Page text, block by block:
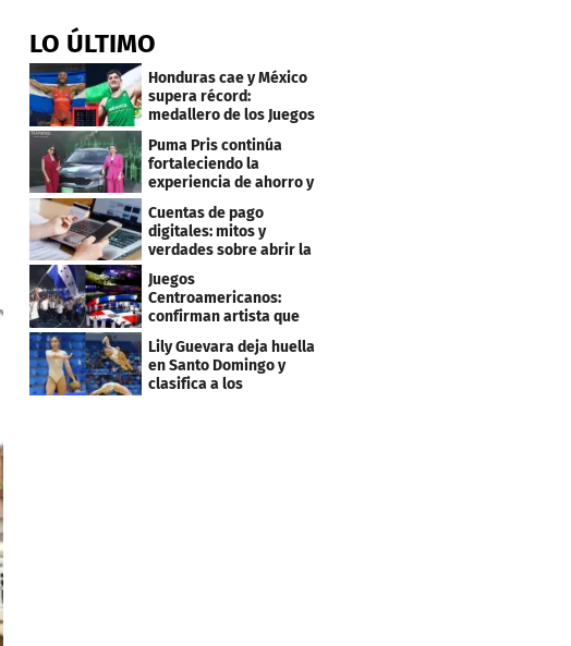
LO ÚLTIMO
Honduras cae y México
supera récord:
medallero de los Juegos
Centroamericanos
Puma Pris continúa
fortaleciendo la
experiencia de ahorro y
clientes
Cuentas de pago
digitales: mitos y
verdades sobre abrir la
Juegos
Centroamericanos:
confirman artista que
cantará en la ceremonia
de clausura
Lily Guevara deja huella
en Santo Domingo y
clasifica a los